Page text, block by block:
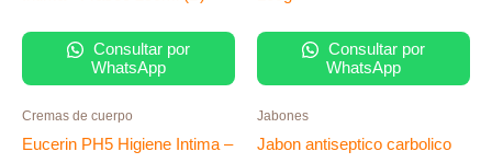
Consultar por
WhatsApp
Cremas de cuerpo
Eucerin PH5 Higiene Intima –
Consultar por
WhatsApp
Jabones
Jabon antiseptico carbolico